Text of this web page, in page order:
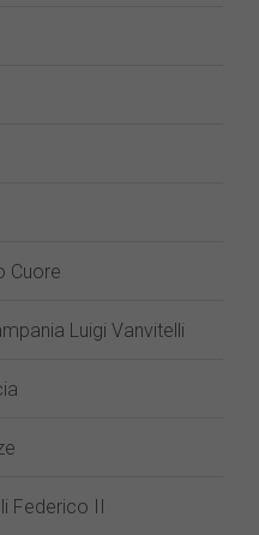
Cuore
Luigi Vanvitelli
Federico II